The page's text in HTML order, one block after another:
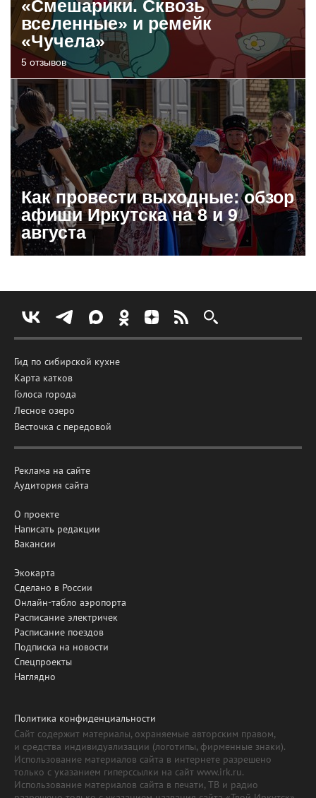
«Смешарики. Сквозь
вселенные» и ремейк
«Чучела»
5 отзывов
Как провести выходные: обзор
афиши Иркутска на 8 и 9
августа
Гид по сибирской кухне
Карта катков
Голоса города
Лесное озеро
Весточка с передовой
Реклама на сайте
Аудитория сайта
О проекте
Написать редакции
Вакансии
Экокарта
Сделано в России
Онлайн-табло аэропорта
Расписание электричек
Расписание поездов
Подписка на новости
Спецпроекты
Наглядно
Политика конфиденциальности
Сайт содержит материалы, охраняемые авторским правом,
и средства индивидуализации (логотипы, фирменные знаки).
Использование материалов сайта в интернете разрешено
только с указанием гиперссылки на сайт www.irk.ru.
Использование материалов сайта в печати, ТВ и радио